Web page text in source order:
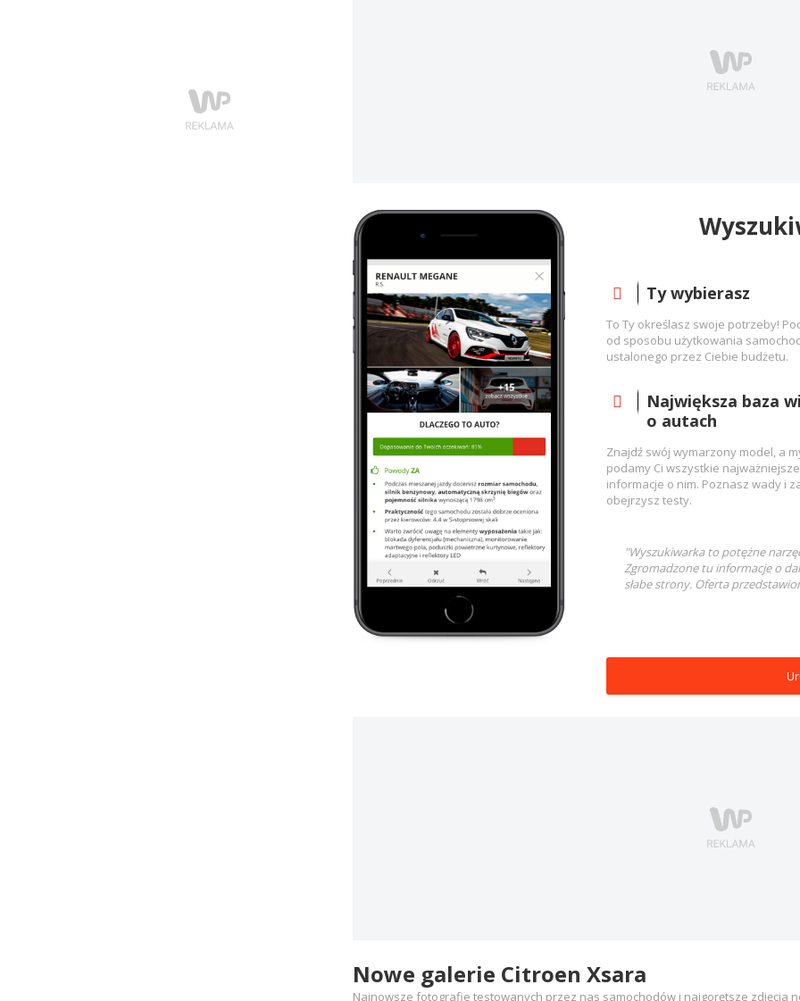
Ty wybierasz
To Ty określasz swoje potrzeby!
od sposobu użytkowania
ustalonego przez Ciebie budżetu.
Największa baza
o autach
Znajdź swój wymarzony model, a
podamy Ci wszystkie najważniejsze
informacje o nim. Poznasz wady i
obejrzysz testy.
"Wyszukiwarka to potężne
Zgromadzone tu informacje o
słabe strony. Oferta
Nowe galerie Citroen Xsara
Najnowsze fotografie testowanych przez nas samochodów i najgorętsze zdjęcia